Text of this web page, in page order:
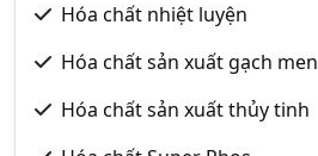
Hóa chất nhiệt luyện
Hóa chất sản xuất gạch men
Hóa chất sản xuất thủy tinh